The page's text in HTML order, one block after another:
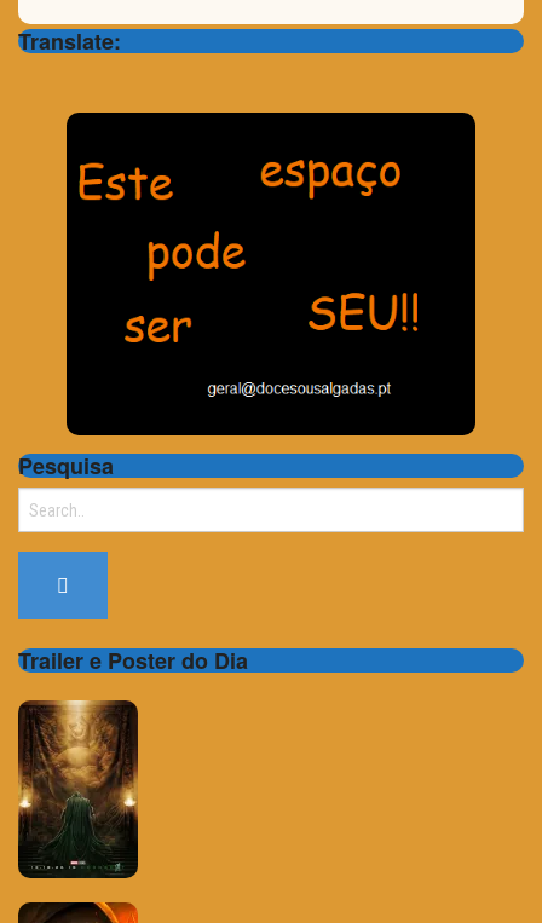
Translate:
Pesquisa
Search
Trailer e Poster do Dia